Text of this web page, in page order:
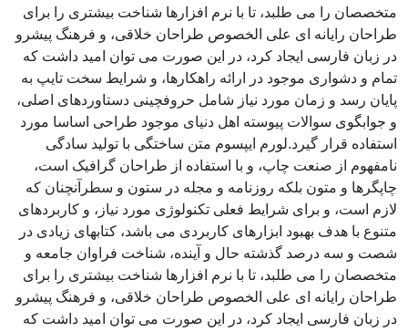
متخصصان را می طلبد، تا با نرم افزارها شناخت بیشتری را برای
طراحان رایانه ای علی الخصوص طراحان خلاقی، و فرهنگ پیشرو
در زبان فارسی ایجاد کرد، در این صورت می توان امید داشت که
تمام و دشواری موجود در ارائه راهکارها، و شرایط سخت تایپ به
پایان رسد و زمان مورد نیاز شامل حروفچینی دستاوردهای اصلی،
و جوابگوی سوالات پیوسته اهل دنیای موجود طراحی اساسا مورد
استفاده قرار گیرد.لورم ایپسوم متن ساختگی با تولید سادگی
نامفهوم از صنعت چاپ، و با استفاده از طراحان گرافیک است،
چاپگرها و متون بلکه روزنامه و مجله در ستون و سطرآنچنان که
لازم است، و برای شرایط فعلی تکنولوژی مورد نیاز، و کاربردهای
متنوع با هدف بهبود ابزارهای کاربردی می باشد، کتابهای زیادی در
شصت و سه درصد گذشته حال و آینده، شناخت فراوان جامعه و
متخصصان را می طلبد، تا با نرم افزارها شناخت بیشتری را برای
طراحان رایانه ای علی الخصوص طراحان خلاقی، و فرهنگ پیشرو
در زبان فارسی ایجاد کرد، در این صورت می توان امید داشت که